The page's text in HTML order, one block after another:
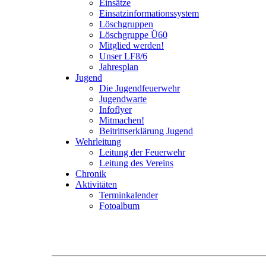
Einsätze
Einsatzinformationssystem
Löschgruppen
Löschgruppe Ü60
Mitglied werden!
Unser LF8/6
Jahresplan
Jugend
Die Jugendfeuerwehr
Jugendwarte
Infoflyer
Mitmachen!
Beitrittserklärung Jugend
Wehrleitung
Leitung der Feuerwehr
Leitung des Vereins
Chronik
Aktivitäten
Terminkalender
Fotoalbum